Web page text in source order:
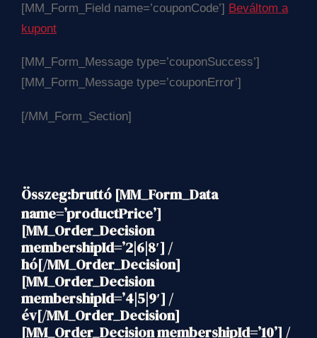
[MM_Form_Field name=’couponCode’]
Beváltom a
kupont
[MM_Form_Message type=’couponSuccess’]
[MM_Form_Message type=’couponError’]
[/MM_Form_Section]
Összeg:bruttó [MM_Form_Data
name=’productPrice’]
[MM_Order_Decision
membershipId=’2|6|8′] /
hó[/MM_Order_Decision]
[MM_Order_Decision
membershipId=’4|5|9′] /
év[/MM_Order_Decision]
[MM_Order_Decision membershipId=’10’] /